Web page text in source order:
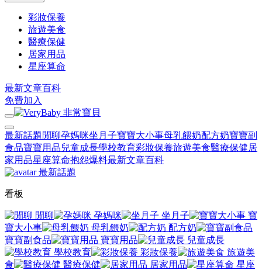
彩妝保養
旅遊美食
醫療保健
居家用品
星座算命
最新文章百科
免費加入
最新話題 閒聊孕媽咪坐月子寶寶大小事母乳餵奶配方奶寶寶副
食品寶寶用品兒童成長學校教育彩妝保養旅遊美食醫療保健居
家用品星座算命抱怨爆料最新文章百科
最新話題
看板
閒聊 孕媽咪 坐月子
寶
寶大小事
母乳餵奶
配方奶
寶寶副食品
寶寶用品
兒童成長
學校教育
彩妝保養
旅遊美
食
醫療保健 居家用品
星座